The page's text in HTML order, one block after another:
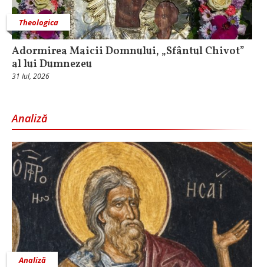
Theologica
Adormirea Maicii Domnului, „Sfântul Chivot”
al lui Dumnezeu
31 Iul, 2026
Analiză
Analiză